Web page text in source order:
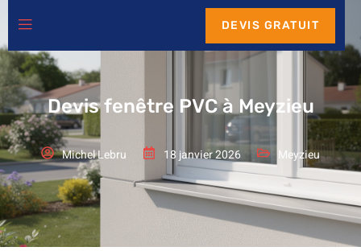
DEVIS GRATUIT
Devis fenêtre PVC à Meyzieu
Michel Lebru 18 janvier 2026 Meyzieu